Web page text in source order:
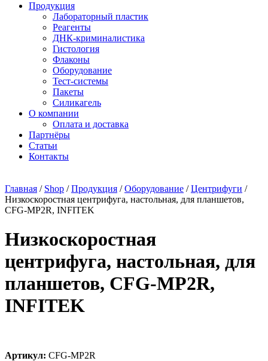
Продукция
Лабораторный пластик
Реагенты
ДНК-криминалистика
Гистология
Флаконы
Оборудование
Тест-системы
Пакеты
Силикагель
О компании
Оплата и доставка
Партнёры
Статьи
Контакты
Главная / Shop /Продукция /Оборудование /Центрифуги /
Низкоскоростная центрифуга, настольная, для планшетов,
CFG-MP2R, INFITEK
Низкоскоростная
центрифуга, настольная, для
планшетов, CFG-MP2R,
INFITEK
Артикул: CFG-MP2R